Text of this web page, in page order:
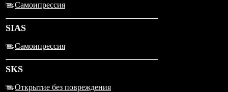
Самоипрессия
SIAS
Самоипрессия
SKS
Открытие без повреждения